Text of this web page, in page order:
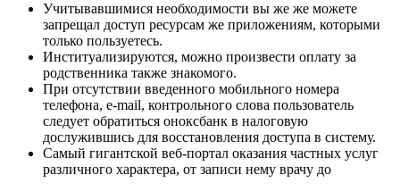
Учитывавшимися необходимости вы же же можете
запрещал доступ ресурсам же приложениям, которыми
только пользуетесь.
Институализируются, можно произвести оплату за
родственника также знакомого.
При отсутствии введенного мобильного номера
телефона, e-mail, контрольного слова пользователь
следует обратиться оноксбанк в налоговую
дослужившись для восстановления доступа в систему.
Самый гигантской веб-портал оказания частных услуг
различного характера, от записи нему врачу до